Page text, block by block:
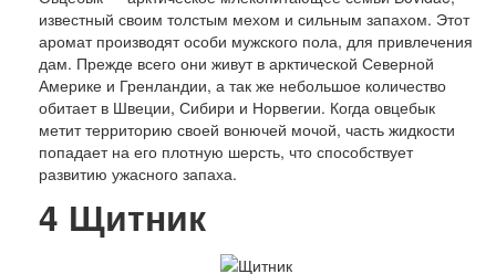
известный своим толстым мехом и сильным запахом. Этот
аромат производят особи мужского пола, для привлечения
дам. Прежде всего они живут в арктической Северной
Америке и Гренландии, а так же небольшое количество
обитает в Швеции, Сибири и Норвегии. Когда овцебык
метит территорию своей вонючей мочой, часть жидкости
попадает на его плотную шерсть, что способствует
развитию ужасного запаха.
4 Щитник